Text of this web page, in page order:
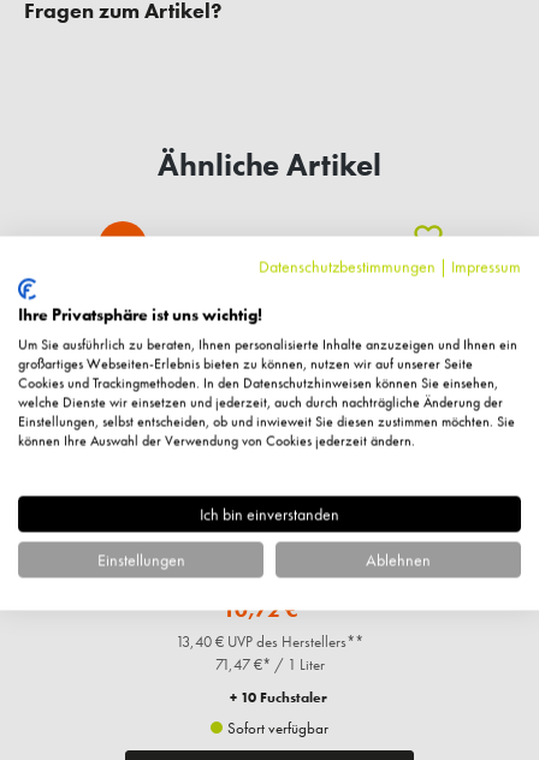
Fragen zum Artikel?
Ähnliche Artikel
%
Kräutervital, Gurken-Reinigungsmilch, 150ml
10,72 €*
13,40 € UVP des Herstellers**
71,47 €* / 1 Liter
+ 10 Fuchstaler
Sofort verfügbar
Datenschutzbestimmungen | Impressum
Ihre Privatsphäre ist uns wichtig!
Um Sie ausführlich zu beraten, Ihnen personalisierte Inhalte anzuzeigen und Ihnen ein
großartiges Webseiten-Erlebnis bieten zu können, nutzen wir auf unserer Seite
Cookies und Trackingmethoden. In den Datenschutzhinweisen können Sie einsehen,
welche Dienste wir einsetzen und jederzeit, auch durch nachträgliche Änderung der
Einstellungen, selbst entscheiden, ob und inwieweit Sie diesen zustimmen möchten. Sie
können Ihre Auswahl der Verwendung von Cookies jederzeit ändern.
Ich bin einverstanden
Einstellungen Ablehnen